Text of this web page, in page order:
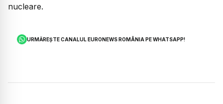
nucleare.
URMĂREȘTE CANALUL EURONEWS ROMÂNIA PE WHATSAPP!